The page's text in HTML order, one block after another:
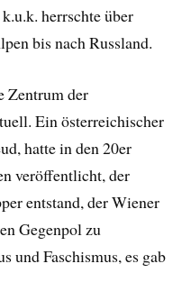
herrschte über
bis nach Russland.
Zentrum der
Ein österreichischer
hatte in den 20er
veröffentlicht, der
entstand, der Wiener
Gegenpol zu
und Faschismus, es gab